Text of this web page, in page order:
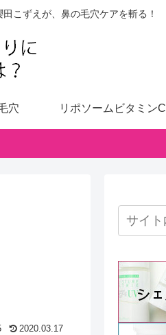
こずえが、鼻の毛穴ケアを斬る！
穴 リポソームビタミンC
2020.03.17